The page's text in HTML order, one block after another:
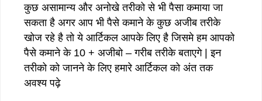
कुछ असामान्य और अनोखे तरीको से भी पैसा कमाया जा
सकता है अगर आप भी पैसे कमाने के कुछ अजीब तरीके
खोज रहे है तो ये आर्टिकल आपके लिए है जिसमे हम आपको
पैसे कमाने के 10 + अजीबो – गरीब तरीके बताएगे | इन
तरीको को जानने के लिए हमारे आर्टिकल को अंत तक
अवश्य पढ़े